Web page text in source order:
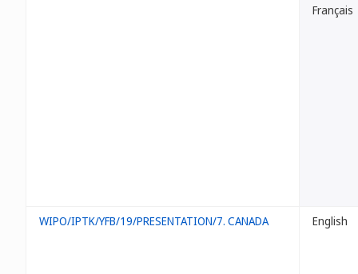
Français
WIPO/IPTK/YFB/19/PRESENTATION/7. CANADA English